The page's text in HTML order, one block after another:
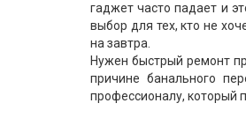
гаджет часто падает и
выбор для тех, кто не
на завтра.
Нужен быстрый ремонт
причине банального
профессионалу, который